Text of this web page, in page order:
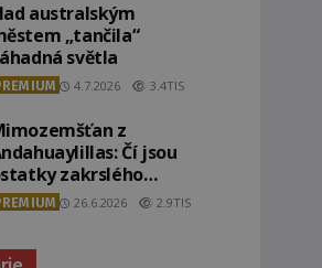
australským
„tančila“
světla
4.7.2026 3.4TIS
z
Čí jsou
zakrslého
s ohromnou
26.6.2026 2.9TIS